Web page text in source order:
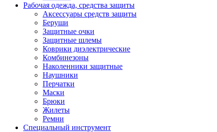
Рабочая одежда, средства защиты
Аксессуары средств защиты
Беруши
Защитные очки
Защитные шлемы
Коврики диэлектрические
Комбинезоны
Наколенники защитные
Наушники
Перчатки
Маски
Брюки
Жилеты
Ремни
Специальный инструмент